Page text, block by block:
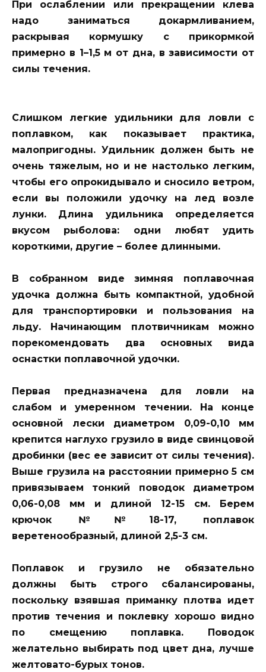
При ослаблении или прекращении клева
надо заниматься докармливанием,
раскрывая кормушку с прикормкой
примерно в 1–1,5 м от дна, в зависимости от
силы течения.
Слишком легкие удильники для ловли с
поплавком, как показывает практика,
малопригодны. Удильник должен быть не
очень тяжелым, но и не настолько легким,
чтобы его опрокидывало и сносило ветром,
если вы положили удочку на лед возле
лунки. Длина удильника определяется
вкусом рыболова: одни любят удить
короткими, другие – более длинными.
В собранном виде зимняя поплавочная
удочка должна быть компактной, удобной
для транспортировки и пользования на
льду. Начинающим плотвичникам можно
порекомендовать два основных вида
оснастки поплавочной удочки.
Первая предназначена для ловли на
слабом и умеренном течении. На конце
основной лески диаметром 0,09-0,10 мм
крепится наглухо грузило в виде свинцовой
дробинки (вес ее зависит от силы течения).
Выше грузила на расстоянии примерно 5 см
привязываем тонкий поводок диаметром
0,06-0,08 мм и длиной 12-15 см. Берем
крючок №№18-17, поплавок
веретенообразный, длиной 2,5-3 см.
Поплавок и грузило не обязательно
должны быть строго сбалансированы,
поскольку взявшая приманку плотва идет
против течения и поклевку хорошо видно
по смещению поплавка. Поводок
желательно выбирать под цвет дна, лучше
желтовато-бурых тонов.